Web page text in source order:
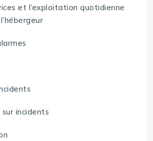
et l’exploitation quotidienne
incidents